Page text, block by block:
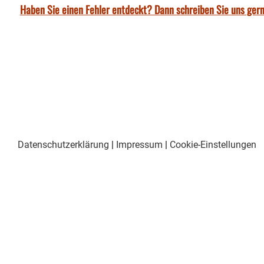
Haben Sie einen Fehler entdeckt? Dann schreiben Sie uns
Datenschutzerklärung | Impressum | Cookie-Einstellungen